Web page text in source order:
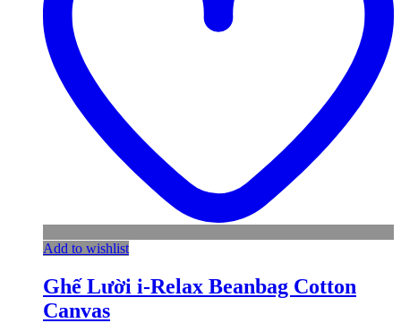
Add to wishlist
Ghế Lười i-Relax Beanbag Cotton
Canvas